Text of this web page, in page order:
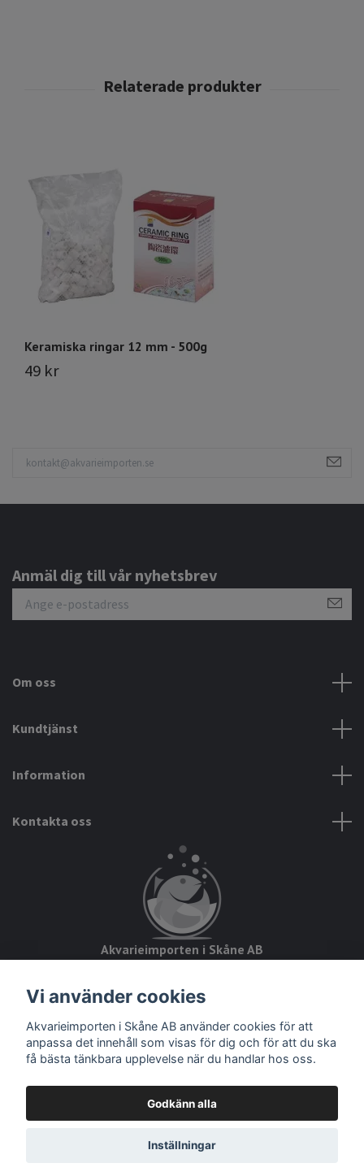
Keramiska ringar 12 mm - 500g
49 kr
Anmäl dig till vår nyhetsbrev
Om oss
Kundtjänst
Information
Kontakta oss
Akvarieimporten i Skåne AB
28234 Tyringe
Org.nr: 559093-8832
© 2026 Akvarieimporten
Vi använder cookies
Akvarieimporten i Skåne AB använder cookies för att
anpassa det innehåll som visas för dig och för att du ska
få bästa tänkbara upplevelse när du handlar hos oss.
Godkänn alla
Inställningar